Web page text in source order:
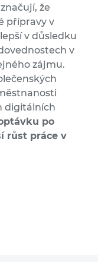
že
přípravy v
v důsledku
v
zájmu.
digitálních
po
růst práce v